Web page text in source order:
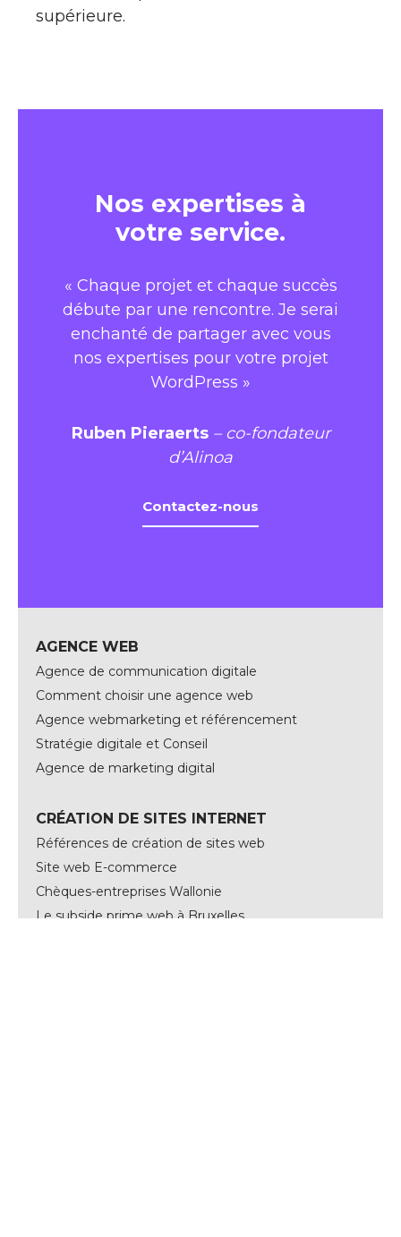
supérieure.
Nos expertises à
votre service.
« Chaque projet et chaque succès
débute par une rencontre. Je serai
enchanté de partager avec vous
nos expertises pour votre projet
WordPress »
Ruben Pieraerts – co-fondateur
d’Alinoa
Contactez-nous
AGENCE WEB
Agence de communication digitale
Comment choisir une agence web
Agence webmarketing et référencement
Stratégie digitale et Conseil
Agence de marketing digital
CRÉATION DE SITES INTERNET
Références de création de sites web
Site web E-commerce
Chèques-entreprises Wallonie
Le subside prime web à Bruxelles